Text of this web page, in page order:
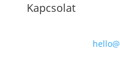
Kapcsolat